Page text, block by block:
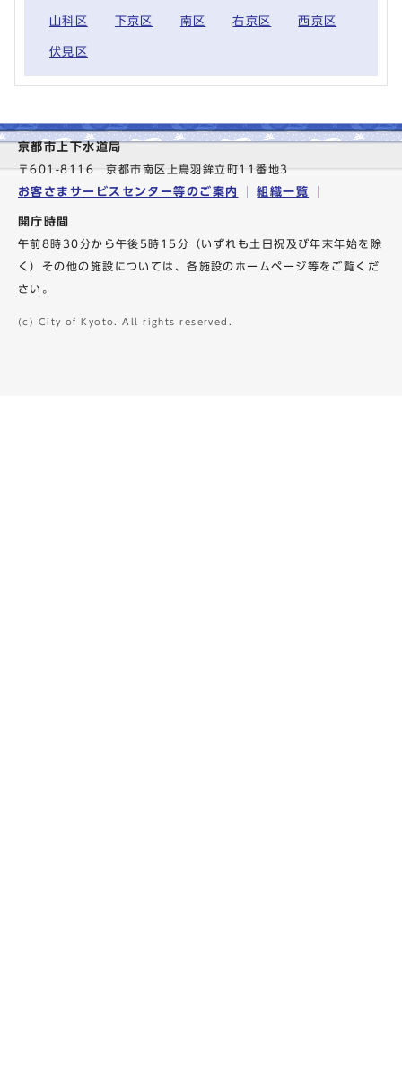
山科区 下京区 南区 右京区 西京区
伏見区
京都市上下水道局
〒601-8116 京都市南区上鳥羽鉾立町11番地3
お客さまサービスセンター等のご案内 組織一覧
開庁時間
午前8時30分から午後5時15分（いずれも土日祝及び年末年始を除
く）その他の施設については、各施設のホームページ等をご覧くだ
さい。
(c) City of Kyoto. All rights reserved.